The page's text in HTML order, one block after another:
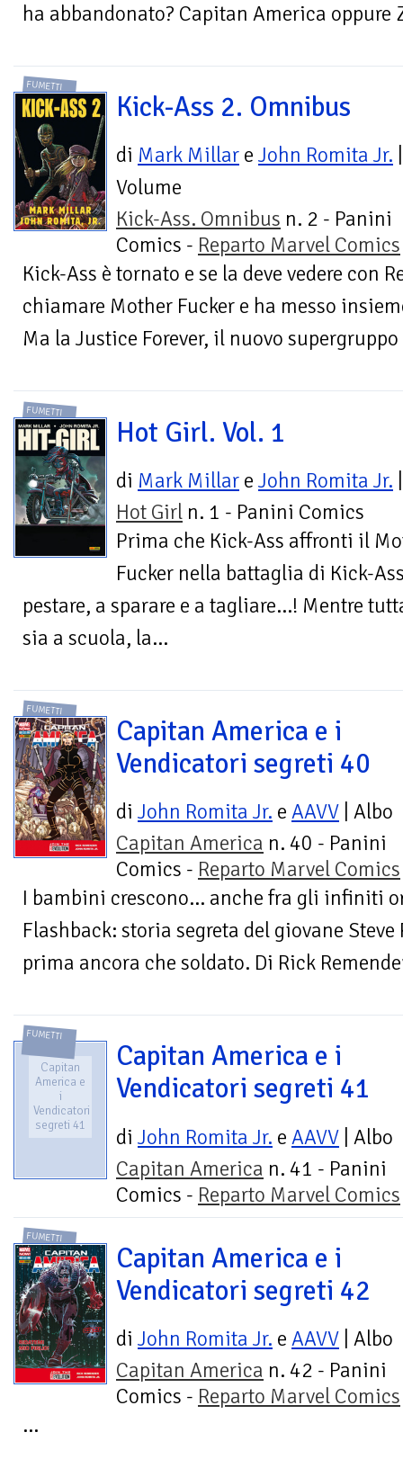
ha abbandonato? Capitan America oppure
FUMETTI
Kick-Ass 2. Omnibus
di Mark Millar e John Romita Jr.
Volume
Kick-Ass. Omnibus n. 2 - Panini
Comics - Reparto Marvel Comics
Kick-Ass è tornato e se la deve vedere con
chiamare Mother Fucker e ha messo
Ma la Justice Forever, il nuovo
FUMETTI
Hot Girl. Vol. 1
di Mark Millar e John Romita Jr.
Hot Girl n. 1 - Panini Comics
Prima che Kick-Ass affronti il
Fucker nella battaglia di Kick-
pestare, a sparare e a tagliare…! Mentre
sia a scuola, la...
FUMETTI
Capitan America e i
Vendicatori segreti 40
di John Romita Jr. e AAVV | Albo
Capitan America n. 40 - Panini
Comics - Reparto Marvel Comics
I bambini crescono… anche fra gli infiniti
Flashback: storia segreta del giovane
prima ancora che soldato. Di Rick
FUMETTI
Capitan
America e
i
Vendicatori
segreti 41
Capitan America e i
Vendicatori segreti 41
di John Romita Jr. e AAVV | Albo
Capitan America n. 41 - Panini
Comics - Reparto Marvel Comics
FUMETTI
Capitan America e i
Vendicatori segreti 42
di John Romita Jr. e AAVV | Albo
Capitan America n. 42 - Panini
Comics - Reparto Marvel Comics
...